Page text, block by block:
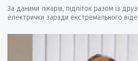
За даними лікарів, підліток разом із
електрички заради екстремального